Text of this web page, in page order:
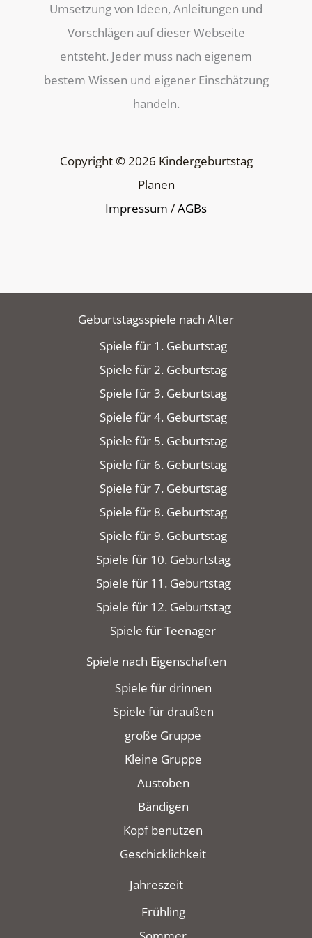
Umsetzung von Ideen, Anleitungen und
Vorschlägen auf dieser Webseite
entsteht. Jeder muss nach eigenem
bestem Wissen und eigener Einschätzung
handeln.
Copyright © 2026 Kindergeburtstag
Planen
Impressum /AGBs
Geburtstagsspiele nach Alter
Spiele für 1. Geburtstag
Spiele für 2. Geburtstag
Spiele für 3. Geburtstag
Spiele für 4. Geburtstag
Spiele für 5. Geburtstag
Spiele für 6. Geburtstag
Spiele für 7. Geburtstag
Spiele für 8. Geburtstag
Spiele für 9. Geburtstag
Spiele für 10. Geburtstag
Spiele für 11. Geburtstag
Spiele für 12. Geburtstag
Spiele für Teenager
Spiele nach Eigenschaften
Spiele für drinnen
Spiele für draußen
große Gruppe
Kleine Gruppe
Austoben
Bändigen
Kopf benutzen
Geschicklichkeit
Jahreszeit
Frühling